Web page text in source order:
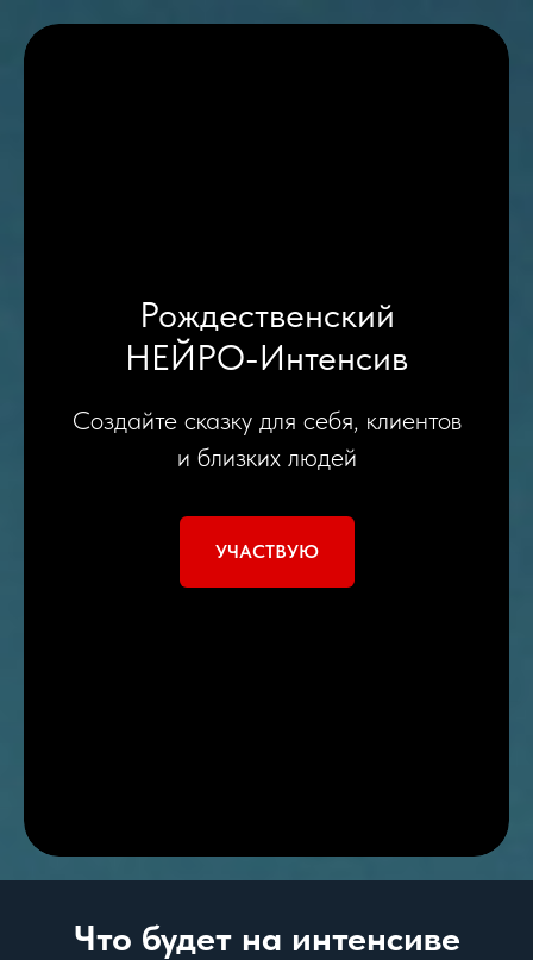
Рождественский
НЕЙРО-Интенсив
Создайте сказку для себя, клиентов
и близких людей
УЧАСТВУЮ
Что будет на интенсиве